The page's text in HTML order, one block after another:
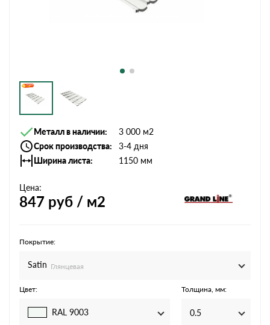
Металл в наличии
3 000 м2
Срок производства
3-4 дня
Ширина листа
1150 мм
Цена:
847 руб / м2
Покрытие:
Satin Глянцевая
Цвет:
RAL 9003
Толщина, мм:
0.5